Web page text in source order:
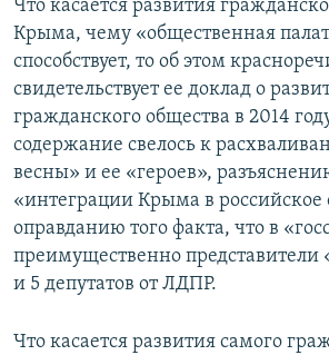
Что касается развития
Крыма, чему «общественная
способствует, то об этом
свидетельствует ее доклад о
гражданского общества в 2014
содержание свелось к
весны» и ее «героев»,
«интеграции Крыма в российское
оправданию того факта, что в
преимущественно представители
и 5 депутатов от ЛДПР.
Что касается развития самого